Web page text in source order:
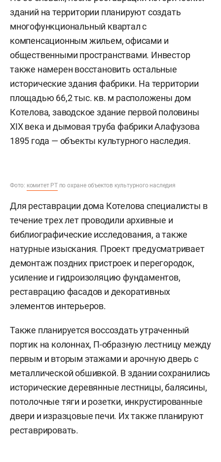
зданий на территории планируют создать
многофункциональный квартал с
компенсационным жильем, офисами и
общественными пространствами. Инвестор
также намерен восстановить остальные
исторические здания фабрики. На территории
площадью 66,2 тыс. кв. м расположены дом
Котелова, заводское здание первой половины
XIX века и дымовая труба фабрики Алафузова
1895 года — объекты культурного наследия.
Фото: комитет РТпо охране объектов культурного наследия
Для реставрации дома Котелова специалисты в
течение трех лет проводили архивные и
библиографические исследования, а также
натурные изыскания. Проект предусматривает
демонтаж поздних пристроек и перегородок,
усиление и гидроизоляцию фундаментов,
реставрацию фасадов и декоративных
элементов интерьеров.
Также планируется воссоздать утраченный
портик на колоннах, П-образную лестницу между
первым и вторым этажами и арочную дверь с
металлической обшивкой. В здании сохранились
исторические деревянные лестницы, балясины,
потолочные тяги и розетки, инкрустированные
двери и изразцовые печи. Их также планируют
реставрировать.